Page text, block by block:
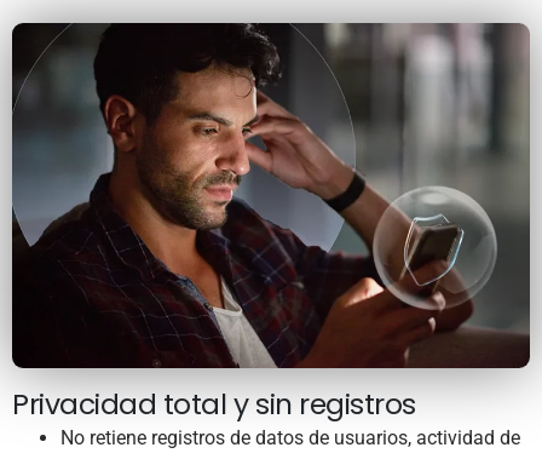
Privacidad total y sin registros
No retiene registros de datos de usuarios, actividad de